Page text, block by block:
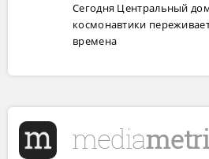
Сегодня Центральный
космонавтики
времена